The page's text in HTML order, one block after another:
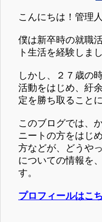
こんにちは！管理
僕は新卒時の就職
ト生活を経験しまし
しかし、２７歳の
活動をはじめ、紆
定を勝ち取ること
このブログでは、
ニートの方をはじ
方などが、どうや
についての情報を
す。
プロフィールはこ